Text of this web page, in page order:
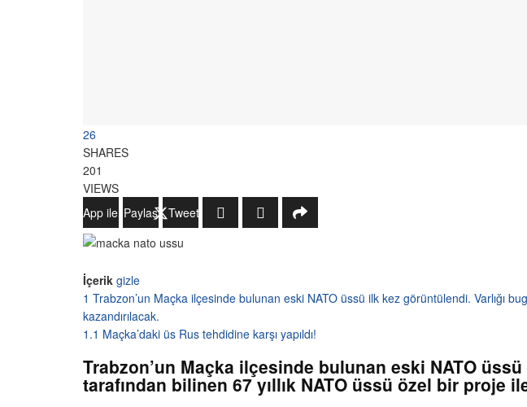
26
SHARES
201
VIEWS
WhatsApp ile Gönder
Paylaş Tweetle
İçerik gizle
1 Trabzon’un Maçka ilçesinde bulunan eski NATO üssü ilk kez görüntülendi. Varlığı
kazandırılacak.
1.1 Maçka’daki üs Rus tehdidine karşı yapıldı!
Trabzon’un Maçka ilçesinde bulunan eski NATO
tarafından bilinen 67 yıllık NATO üssü özel bir proje